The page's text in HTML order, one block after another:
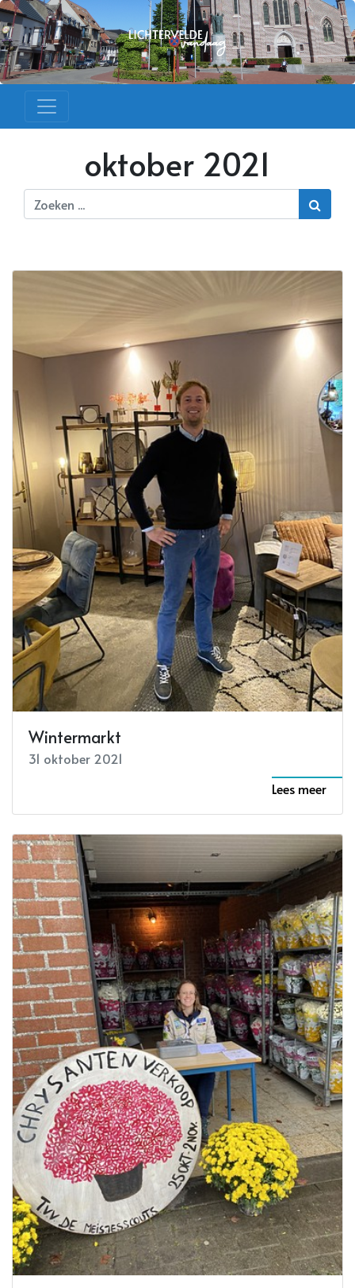
oktober 2021
Wintermarkt
31 oktober 2021
Lees meer